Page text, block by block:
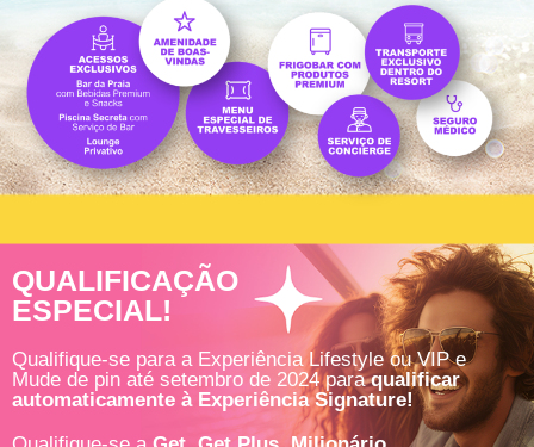
QUALIFICAÇÃO
ESPECIAL!
Qualifique-se para a Experiência Lifestyle ou VIP e
Mude de pin até setembro de 2024 paraqualificar
automaticamente à Experiência Signature!